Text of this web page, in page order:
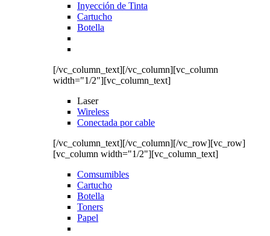
Inyección de Tinta
Cartucho
Botella
[/vc_column_text][/vc_column][vc_column
width="1/2"][vc_column_text]
Laser
Wireless
Conectada por cable
[/vc_column_text][/vc_column][/vc_row][vc_row]
[vc_column width="1/2"][vc_column_text]
Comsumibles
Cartucho
Botella
Toners
Papel